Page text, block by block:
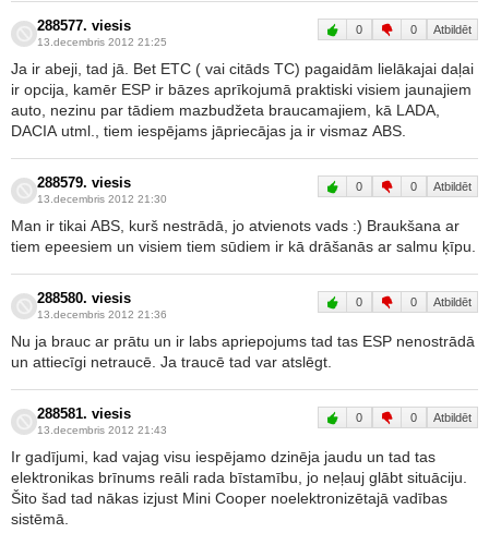
288577. viesis
13.decembris 2012 21:25
0 0 Atbildēt
Ja ir abeji, tad jā. Bet ETC ( vai citāds TC) pagaidām lielākajai daļai
ir opcija, kamēr ESP ir bāzes aprīkojumā praktiski visiem jaunajiem
auto, nezinu par tādiem mazbudžeta braucamajiem, kā LADA,
DACIA utml., tiem iespējams jāpriecājas ja ir vismaz ABS.
288579. viesis
13.decembris 2012 21:30
0 0 Atbildēt
Man ir tikai ABS, kurš nestrādā, jo atvienots vads :) Braukšana ar
tiem epeesiem un visiem tiem sūdiem ir kā drāšanās ar salmu ķīpu.
288580. viesis
13.decembris 2012 21:36
0 0 Atbildēt
Nu ja brauc ar prātu un ir labs apriepojums tad tas ESP nenostrādā
un attiecīgi netraucē. Ja traucē tad var atslēgt.
288581. viesis
13.decembris 2012 21:43
0 0 Atbildēt
Ir gadījumi, kad vajag visu iespējamo dzinēja jaudu un tad tas
elektronikas brīnums reāli rada bīstamību, jo neļauj glābt situāciju.
Šito šad tad nākas izjust Mini Cooper noelektronizētajā vadības
sistēmā.